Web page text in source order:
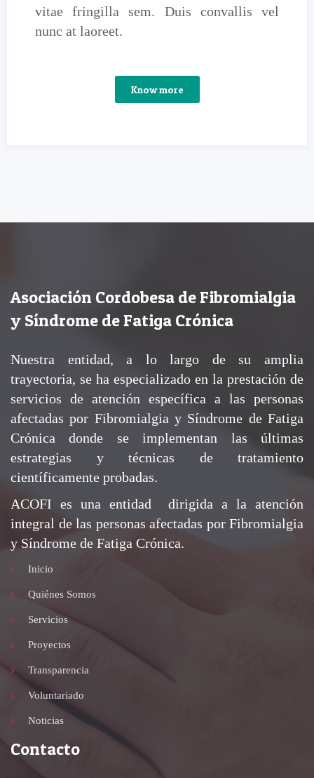
vitae fringilla sem. Duis convallis vel
nunc at laoreet.
Know more
Asociación Cordobesa de Fibromialgia
y Síndrome de Fatiga Crónica
Nuestra entidad, a lo largo de su amplia
trayectoria, se ha especializado en la prestación de
servicios de atención específica a las personas
afectadas por Fibromialgia y Síndrome de Fatiga
Crónica donde se implementan las últimas
estrategias y técnicas de tratamiento
científicamente probadas.
ACOFI es una entidad dirigida a la atención
integral de las personas afectadas por Fibromialgia
y Síndrome de Fatiga Crónica.
Inicio
Quiénes Somos
Servicios
Proyectos
Transparencia
Voluntariado
Noticias
Contacto